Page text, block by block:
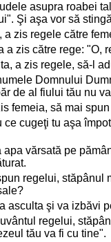
asupra roabei
Şi aşa vor să
zis regele către
a zis către rege:
a zis regele, să-l
Domnului
de al fiului tău nu
femeia, să mai
cugeţi tu aşa
apa vărsată pe
regelui, stăpânul
asculta şi va izbăvi
regelui,
tău va fi cu tine".